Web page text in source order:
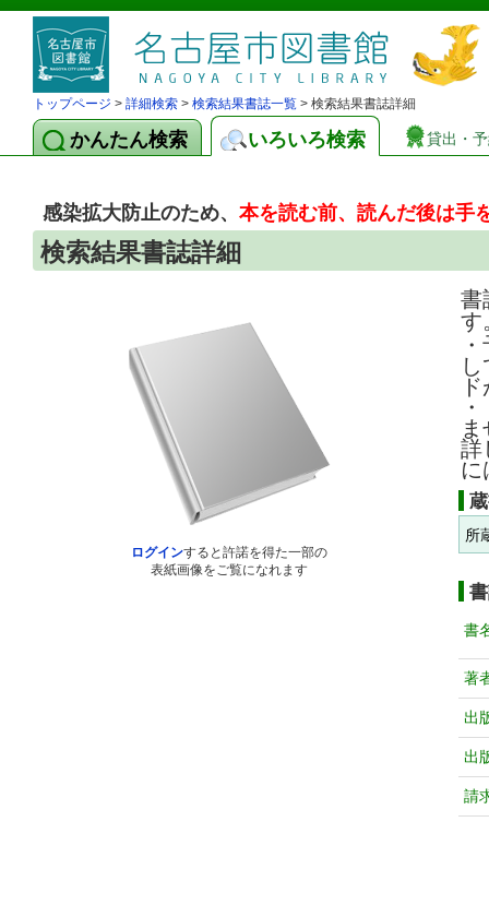
トップページ > 詳細検索 > 検索結果書誌一覧 > 検索結果書誌詳細
かんたん検索 いろいろ検索 貸出・
感染拡大防止のため、本を読む前、読んだ後は手
検索結果書誌詳細
ログインすると許諾を得た一部の
表紙画像をご覧になれます
書
す
詳
に
所
書
著
出
出
請